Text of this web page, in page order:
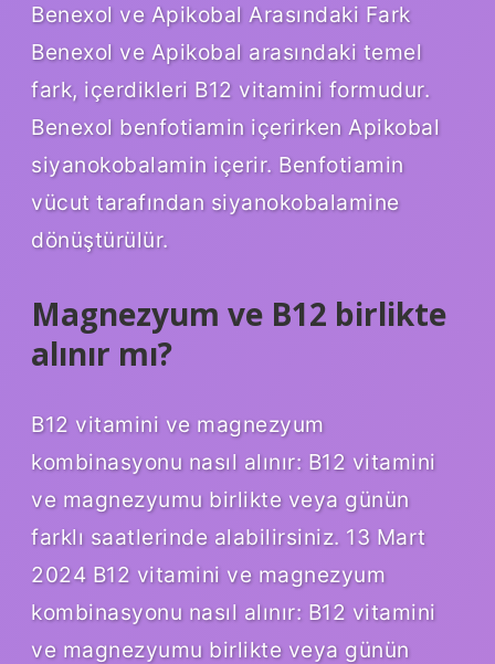
Benexol ve Apikobal Arasındaki Fark
Benexol ve Apikobal arasındaki temel
fark, içerdikleri B12 vitamini formudur.
Benexol benfotiamin içerirken Apikobal
siyanokobalamin içerir. Benfotiamin
vücut tarafından siyanokobalamine
dönüştürülür.
Magnezyum ve B12 birlikte
alınır mı?
B12 vitamini ve magnezyum
kombinasyonu nasıl alınır: B12 vitamini
ve magnezyumu birlikte veya günün
farklı saatlerinde alabilirsiniz. 13 Mart
2024 B12 vitamini ve magnezyum
kombinasyonu nasıl alınır: B12 vitamini
ve magnezyumu birlikte veya günün